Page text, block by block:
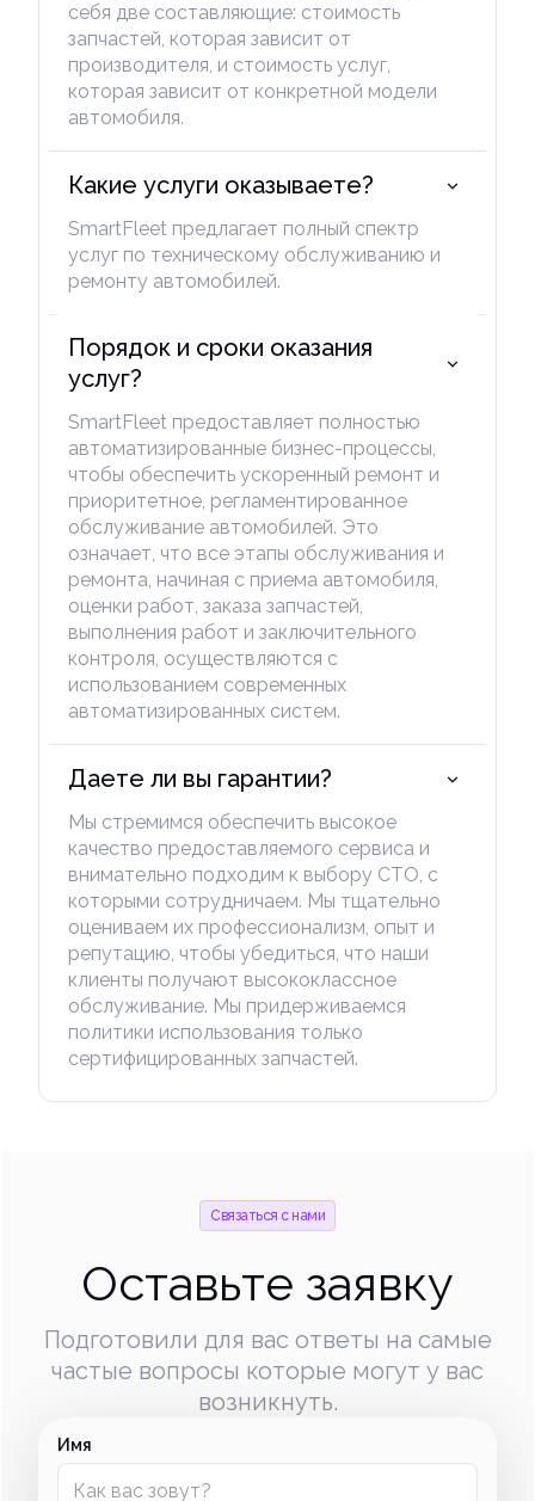
себя две составляющие: стоимость
запчастей, которая зависит от
производителя, и стоимость услуг,
которая зависит от конкретной модели
автомобиля.
Какие услуги оказываете?
SmartFleet предлагает полный спектр
услуг по техническому обслуживанию и
ремонту автомобилей.
Порядок и сроки оказания
услуг?
SmartFleet предоставляет полностью
автоматизированные бизнес-процессы,
чтобы обеспечить ускоренный ремонт и
приоритетное, регламентированное
обслуживание автомобилей. Это
означает, что все этапы обслуживания и
ремонта, начиная с приема автомобиля,
оценки работ, заказа запчастей,
выполнения работ и заключительного
контроля, осуществляются с
использованием современных
автоматизированных систем.
Даете ли вы гарантии?
Мы стремимся обеспечить высокое
качество предоставляемого сервиса и
внимательно подходим к выбору СТО, с
которыми сотрудничаем. Мы тщательно
оцениваем их профессионализм, опыт и
репутацию, чтобы убедиться, что наши
клиенты получают высококлассное
обслуживание. Мы придерживаемся
политики использования только
сертифицированных запчастей.
Связаться с нами
Оставьте заявку
Подготовили для вас ответы на самые
частые вопросы которые могут у вас
возникнуть.
Имя